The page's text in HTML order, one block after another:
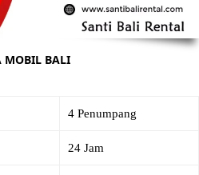
MOBIL BALI
4 Penumpang
24 Jam